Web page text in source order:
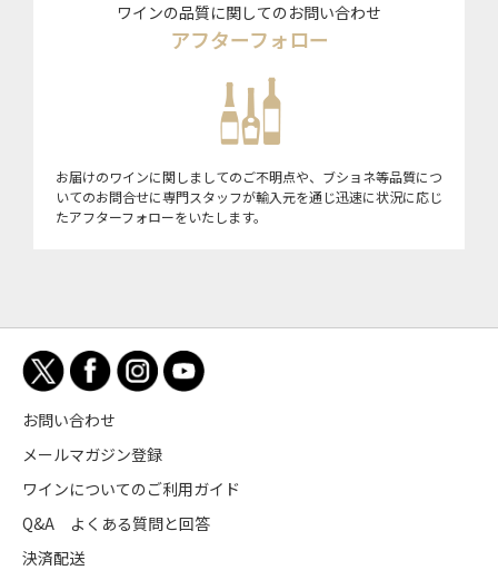
ワインの品質に関してのお問い合わせ
アフターフォロー
お届けのワインに関しましてのご不明点や、ブショネ等品質につ
いてのお問合せに専門スタッフが輸入元を通じ迅速に状況に応じ
たアフターフォローをいたします。
お問い合わせ
メールマガジン登録
ワインについてのご利用ガイド
Q&A よくある質問と回答
決済配送